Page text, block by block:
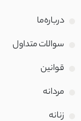
درباره‌ما
سوالات متداول
قوانین
مردانه
زنانه